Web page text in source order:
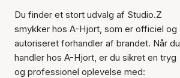
Du finder et stort udvalg af Studio.Z
smykker hos A-Hjort, som er officiel og
autoriseret forhandler af brandet. Når du
handler hos A-Hjort, er du sikret en tryg
og professionel oplevelse med: